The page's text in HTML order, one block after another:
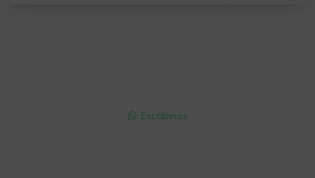
 Escribinos